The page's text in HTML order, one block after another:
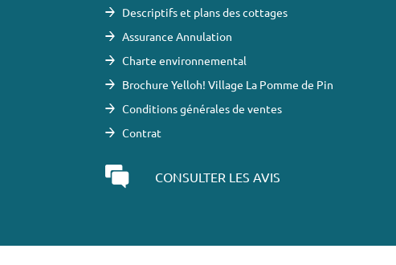
Descriptifs et plans des cottages
Assurance Annulation
Charte environnemental
Brochure Yelloh! Village La Pomme de Pin
Conditions générales de ventes
Contrat
CONSULTER LES AVIS